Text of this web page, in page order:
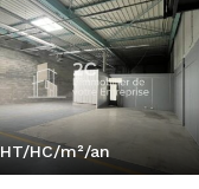
HT/HC/m²/an